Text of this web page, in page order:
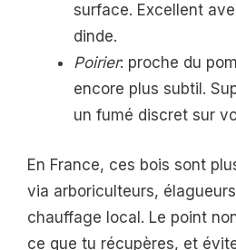
surface. Excellent
dinde.
Poirier: proche du
encore plus subtil.
un fumé discret sur
En France, ces bois sont
via arboriculteurs,
chauffage local. Le point
ce que tu récupères, et